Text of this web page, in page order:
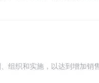
块。开发者需要具备前端开
组织和实施，以达到增加销